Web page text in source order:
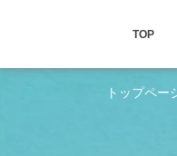
TOP
トップペー